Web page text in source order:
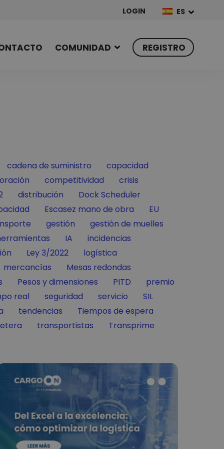
LOGIN ES
COMUNIDAD REGISTRO
Filter by
cadena de suministro Filter by
capacidad
Filter by
competitividad Filter by
crisis
Filter by
distribución Filter by
Dock Scheduler
Filter by
Escasez mano de obra Filter by
EU
Filter by
gestión Filter by
gestión de muelles
by Filter by
IA Filter by
incidencias
Filter by
Ley 3/2022 Filter by
logística
Filter by
mercancías Filter by
Mesas redondas
Filter by
Pesos y dimensiones Filter by
PITD Filter by
premio
real Filter by
seguridad Filter by
servicio Filter by
SIL
Filter by
tendencias Filter by
Tiempos de espera
Filter by
transportistas Filter by
Transprime